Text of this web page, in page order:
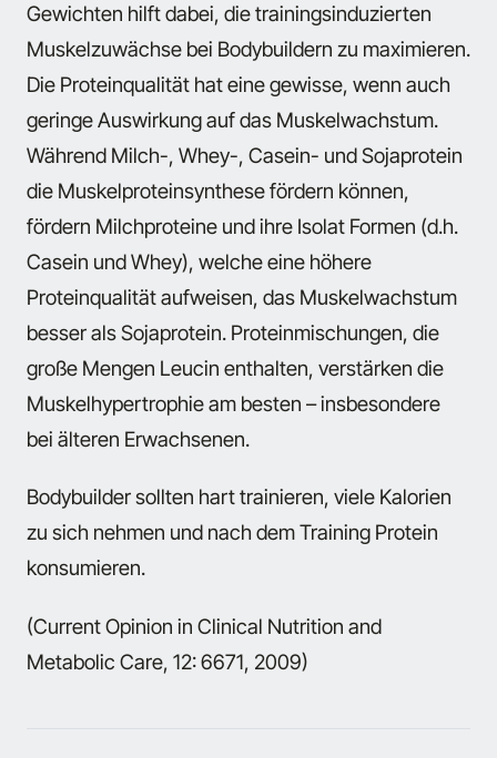
Gewichten hilft dabei, die trainingsinduzierten
Muskelzuwächse bei Bodybuildern zu maximieren.
Die Proteinqualität hat eine gewisse, wenn auch
geringe Auswirkung auf das Muskelwachstum.
Während Milch-, Whey-, Casein- und Sojaprotein
die Muskelproteinsynthese fördern können,
fördern Milchproteine und ihre Isolat Formen (d.h.
Casein und Whey), welche eine höhere
Proteinqualität aufweisen, das Muskelwachstum
besser als Sojaprotein. Proteinmischungen, die
große Mengen Leucin enthalten, verstärken die
Muskelhypertrophie am besten – insbesondere
bei älteren Erwachsenen.
Bodybuilder sollten hart trainieren, viele Kalorien
zu sich nehmen und nach dem Training Protein
konsumieren.
(Current Opinion in Clinical Nutrition and
Metabolic Care, 12: 6671, 2009)